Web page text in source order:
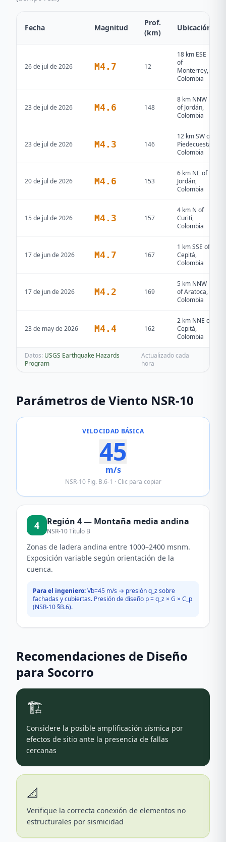
Fecha Magnitud
Prof.
(km)
Ubicación
26 de jul de 2026 M4.7 12
18 km ESE
of
Monterrey,
Colombia
23 de jul de 2026 M4.6 148
8 km NNW
of Jordán,
Colombia
23 de jul de 2026 M4.3 146
12 km SW of
Piedecuesta,
Colombia
20 de jul de 2026 M4.6 153
6 km NE of
Jordán,
Colombia
15 de jul de 2026 M4.3 157
4 km N of
Curití,
Colombia
17 de jun de 2026 M4.7 167
1 km SSE of
Cepitá,
Colombia
17 de jun de 2026 M4.2 169
5 km NNW
of Aratoca,
Colombia
23 de may de 2026 M4.4 162
2 km NNE of
Cepitá,
Colombia
Datos: USGS Earthquake Hazards
Program
Actualizado cada
hora
Parámetros de Viento NSR-10
VELOCIDAD BÁSICA
45
m/s
NSR-10 Fig. B.6-1 · Clic para copiar
4 Región 4— Montaña media andina
NSR-10 Título B
Zonas de ladera andina entre 1000–2400 msnm.
Exposición variable según orientación de la
cuenca.
Para el ingeniero:Vb=45 m/s → presión q_z sobre
fachadas y cubiertas. Presión de diseño p = q_z × G × C_p
(NSR-10 §B.6).
Recomendaciones de Diseño
para Socorro
🏗️
Considere la posible amplificación sísmica por
efectos de sitio ante la presencia de fallas
cercanas
📐
Verifique la correcta conexión de elementos no
estructurales por sismicidad